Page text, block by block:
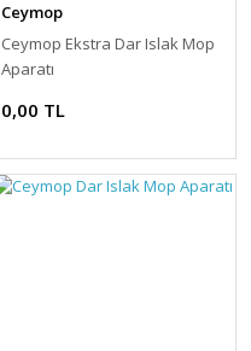
Ceymop
Ceymop Ekstra Dar Islak Mop
Aparatı
0,00 TL